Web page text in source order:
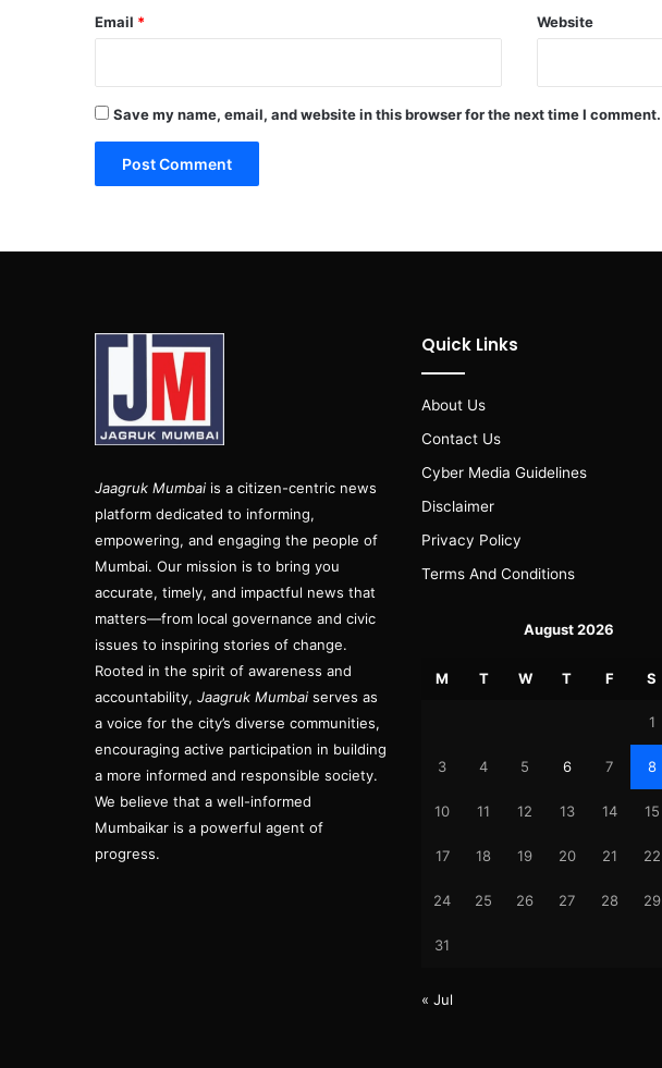
Email * Website
Save my name, email, and website in this browser for the next time I comment.
Jaagruk Mumbai is a citizen-centric news
platform dedicated to informing,
empowering, and engaging the people of
Mumbai. Our mission is to bring you
accurate, timely, and impactful news that
matters—from local governance and civic
issues to inspiring stories of change.
Rooted in the spirit of awareness and
accountability, Jaagruk Mumbai serves as
a voice for the city’s diverse communities,
encouraging active participation in building
a more informed and responsible society.
We believe that a well-informed
Mumbaikar is a powerful agent of
progress.
Quick Links
About Us
Contact Us
Cyber Media Guidelines
Disclaimer
Privacy Policy
Terms And Conditions
August 2026
M T W T F S
1
3 4 5 6 7 8
10 11 12 13 14 15
17 18 19 20 21 22
24 25 26 27 28 29
31
« Jul